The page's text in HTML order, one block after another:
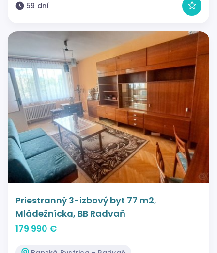
59 dní
Priestranný 3-izbový byt 77 m2,
Mládežnícka, BB Radvaň
179 990 €